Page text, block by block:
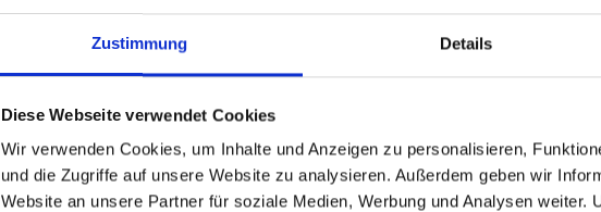
Zustimmung Details
Diese Webseite verwendet Cookies
Wir verwenden Cookies, um Inhalte und Anzeigen zu personalisieren,
und die Zugriffe auf unsere Website zu analysieren. Außerdem geben wir
Website an unsere Partner für soziale Medien, Werbung und Analysen weiter.